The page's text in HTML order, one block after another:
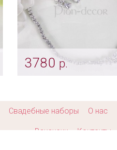
3780р.
Свадебные наборы О нас
Вакансии Контакты